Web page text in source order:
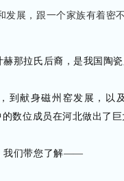
发展，跟一个家族有着密
那拉氏后裔，是我国陶
到献身磁州窑发展，以
的数位成员在河北做出了巨
我们带您了解——